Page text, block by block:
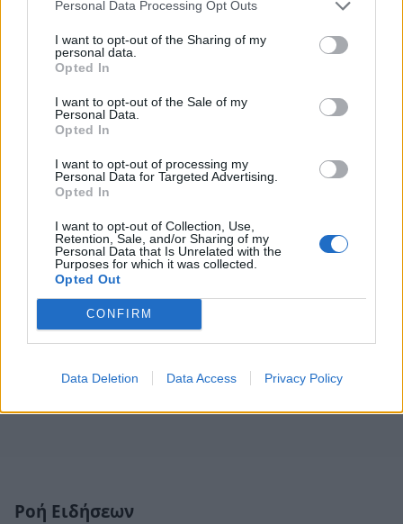
Personal Data Processing Opt Outs
I want to opt-out of the Sharing of my
personal data.
Opted In
I want to opt-out of the Sale of my
Personal Data.
Opted In
I want to opt-out of processing my
Personal Data for Targeted Advertising.
Opted In
I want to opt-out of Collection, Use,
Retention, Sale, and/or Sharing of my
Personal Data that Is Unrelated with the
Purposes for which it was collected.
Opted Out
CONFIRM
Data Deletion Data Access Privacy Policy
Ροή Ειδήσεων